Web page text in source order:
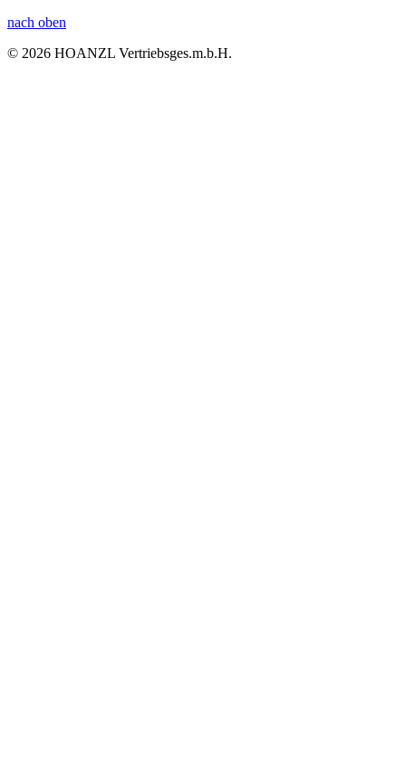
nach oben
© 2026 HOANZL Vertriebsges.m.b.H.